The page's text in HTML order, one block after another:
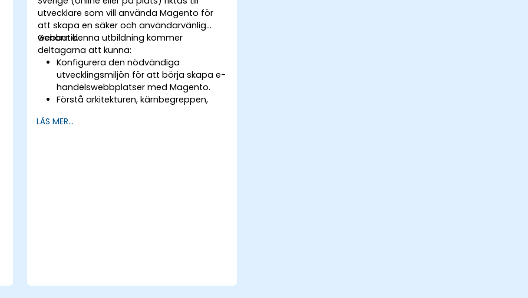
utvecklare som vill använda Magento för
att skapa en säker och användarvänlig
webbutik.
Genom denna utbildning kommer
deltagarna att kunna:
Konfigurera den nödvändiga
utvecklingsmiljön för att börja skapa e-
handelswebbplatser med Magento.
Förstå arkitekturen, kärnbegreppen,
Utveckla en fungerande och robust
LÄS MER...